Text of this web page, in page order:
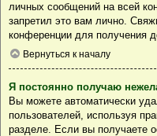
личных сообщений на всей
запретил это вам лично.
конференции для получения
Вернуться к началу
Я постоянно получаю
Вы можете автоматически
пользователей, используя
разделе. Если вы получаете